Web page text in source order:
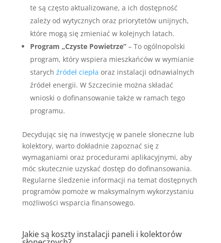
te są często aktualizowane, a ich dostępność
zależy od wytycznych oraz priorytetów unijnych,
które mogą się zmieniać w kolejnych latach.
Program „Czyste Powietrze”– To ogólnopolski
program, który wspiera mieszkańców w wymianie
starych źródeł ciepła oraz instalacji odnawialnych
źródeł energii. W Szczecinie można składać
wnioski o dofinansowanie także w ramach tego
programu.
Decydując się na inwestycję w panele słoneczne lub
kolektory, warto dokładnie zapoznać się z
wymaganiami oraz procedurami aplikacyjnymi, aby
móc skutecznie uzyskać dostęp do dofinansowania.
Regularne śledzenie informacji na temat dostępnych
programów pomoże w maksymalnym wykorzystaniu
możliwości wsparcia finansowego.
Jakie są koszty instalacji paneli i kolektorów